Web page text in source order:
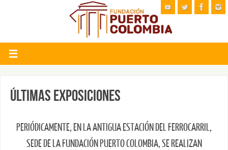
ÚLTIMAS EXPOSICIONES
PERIÓDICAMENTE, EN LA ANTIGUA ESTACIÓN DEL FERROCARRIL,
SEDE DE LA FUNDACIÓN PUERTO COLOMBIA, SE REALIZAN